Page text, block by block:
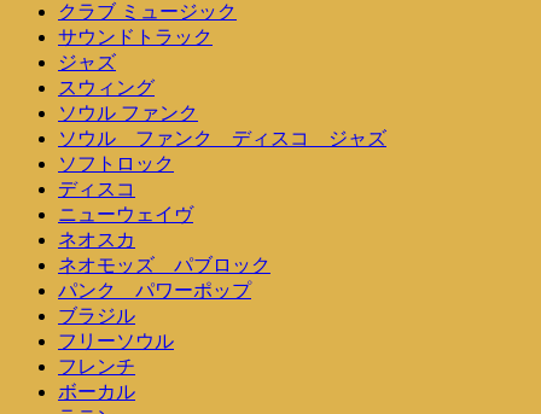
クラブ ミュージック
サウンドトラック
ジャズ
スウィング
ソウル ファンク
ソウル ファンク ディスコ ジャズ
ソフトロック
ディスコ
ニューウェイヴ
ネオスカ
ネオモッズ パブロック
パンク パワーポップ
ブラジル
フリーソウル
フレンチ
ボーカル